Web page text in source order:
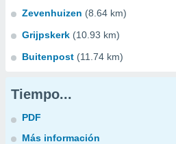
Zevenhuizen (8.64 km)
Grijpskerk (10.93 km)
Buitenpost (11.74 km)
Tiempo...
PDF
Más información